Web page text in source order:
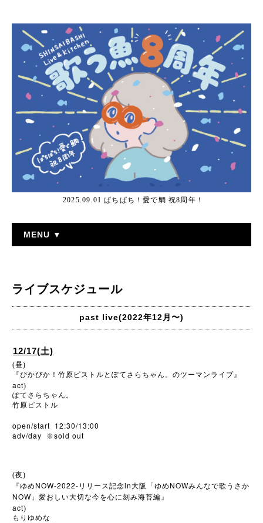
2025.09.01 ぱちぱち！愛で鯛 祝8周年！
MENU ▼
ライブスケジュール
past live(2022年12月〜)
12/17(土)
(昼)
『ぴかぴか！竹原ピストルとぽてさらちゃん。のツーマンライブ』
act)
ぽてさらちゃん。
竹原ピストル
open/start 12:30/13:00
adv/day
※sold out
(夜)
『ゆめ NOW-2022- リリース記念in大阪「ゆめ NOWみんなで歌うさか
NOW 」愛おしい大切な今を心に刻み海苔編』
act)
もりゆめな